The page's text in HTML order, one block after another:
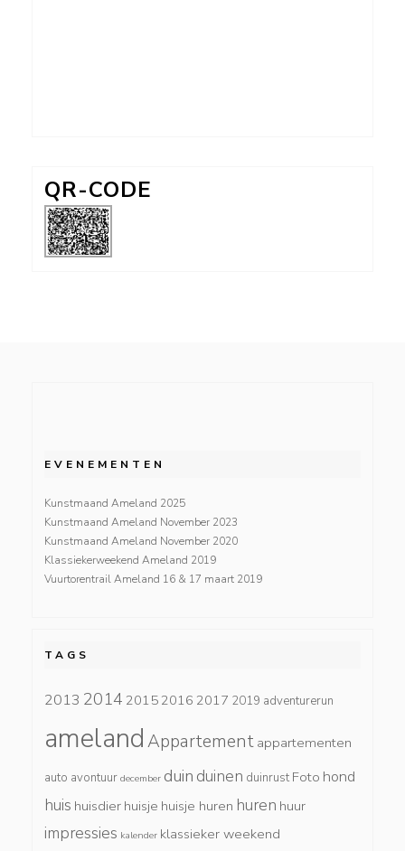
QR-CODE
EVENEMENTEN
Kunstmaand Ameland 2025
Kunstmaand Ameland November 2023
Kunstmaand Ameland November 2020
Klassiekerweekend Ameland 2019
Vuurtorentrail Ameland 16 & 17 maart 2019
TAGS
2013 2014 2015 2016 2017 2019 adventurerun
amelandAppartement appartementen
auto avontuur december duin duinen duinrust Foto hond
huis huisdier huisje huisje huren huren huur
impressies kalender klassieker weekend